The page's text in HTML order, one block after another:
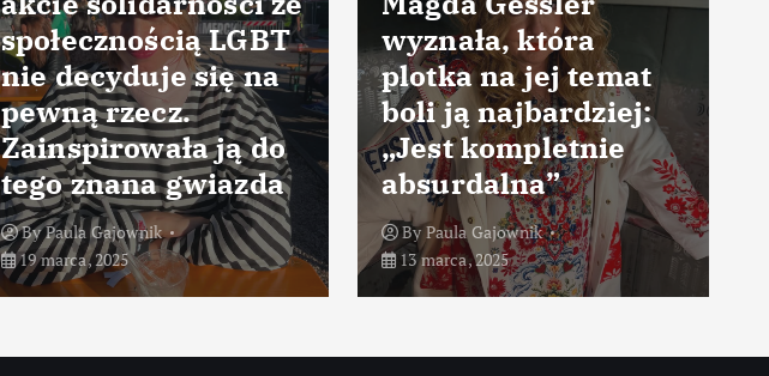
społecznością LGBT
nie decyduje się na
pewną rzecz.
Zainspirowała ją do
tego znana gwiazda
ByPaula Gajownik
19 marca, 2025
wyznała, która
plotka na jej temat
boli ją najbardziej:
„Jest kompletnie
absurdalna”
ByPaula Gajownik
13 marca, 2025